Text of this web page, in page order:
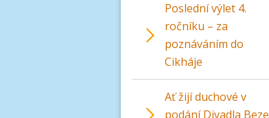
Poslední výlet 4.
ročníku – za
poznáváním do
Cikháje
Ať žijí duchové v
podání Divadla Beze